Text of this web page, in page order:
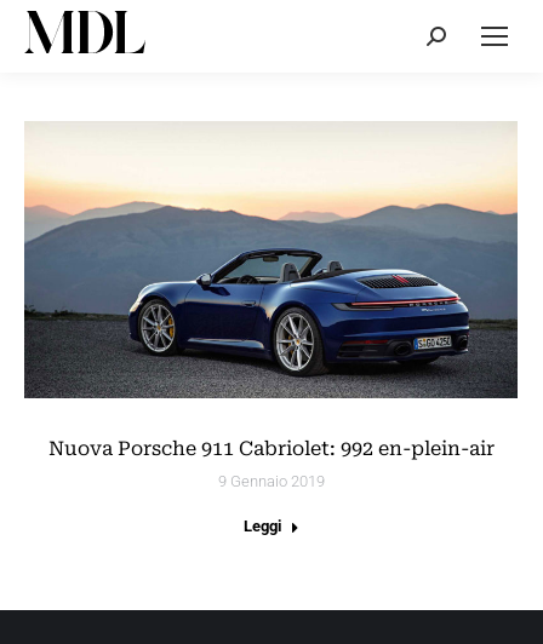
Cerca:
Nuova Porsche 911 Cabriolet: 992 en-plein-air
9 Gennaio 2019
Leggi